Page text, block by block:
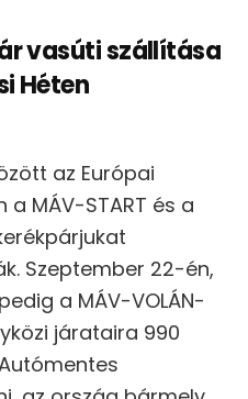
vasúti szállítása
Héten
az Európai
MÁV-START és a
Szeptember 22-én,
a MÁV-VOLÁN-
járataira 990